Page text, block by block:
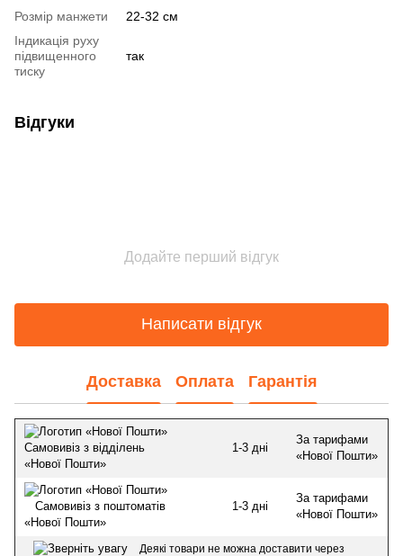
Розмір манжети
22-32 см
Індикація руху
підвищенного
тиску
так
Відгуки
Додайте перший відгук
Написати відгук
Доставка Оплата Гарантія
Самовивіз з відділень
«Нової Пошти»
1-3 дні
За тарифами
«Нової Пошти»
Самовивіз з поштоматів
«Нової Пошти»
1-3 дні
За тарифами
«Нової Пошти»
Деякі товари не можна доставити через